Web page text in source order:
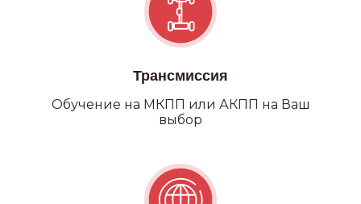
Трансмиссия
Обучение на МКПП или АКПП на Ваш
выбор
Категория С